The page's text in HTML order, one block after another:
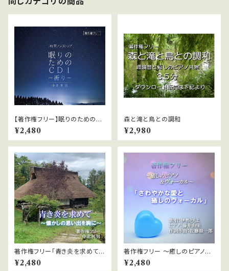
【著作権フリー】眠りのためのC
D1「祈り」中北利男
¥2,480
森と滝と鳥との調和
¥2,980
著作権フリー「青き炎を求めて～
懐かしの思い出を胸に～」２０曲
MP3ファイル
¥2,480
著作権フリー ～癒しのピアノ&
ヴォーカル～「さわやかな愛と癒
しのヴォーカル」
¥2,480